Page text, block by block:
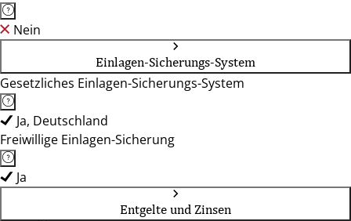
Nein
Einlagen-Sicherungs-System
Gesetzliches Einlagen-Sicherungs-System
Ja, Deutschland
Freiwillige Einlagen-Sicherung
Ja
Entgelte und Zinsen